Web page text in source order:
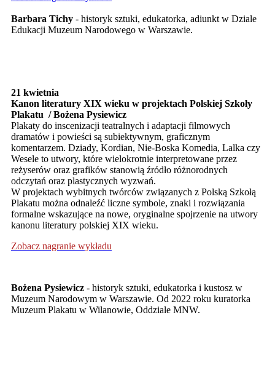
Barbara Tichy - historyk sztuki, edukatorka, adiunkt w Dziale
Edukacji Muzeum Narodowego w Warszawie.
21 kwietnia
Kanon literatury XIX wieku w projektach Polskiej Szkoły
Plakatu / Bożena Pysiewicz
Plakaty do inscenizacji teatralnych i adaptacji filmowych
dramatów i powieści są subiektywnym, graficznym
komentarzem. Dziady, Kordian, Nie-Boska Komedia, Lalka czy
Wesele to utwory, które wielokrotnie interpretowane przez
reżyserów oraz grafików stanowią źródło różnorodnych
odczytań oraz plastycznych wyzwań.
W projektach wybitnych twórców związanych z Polską Szkołą
Plakatu można odnaleźć liczne symbole, znaki i rozwiązania
formalne wskazujące na nowe, oryginalne spojrzenie na utwory
kanonu literatury polskiej XIX wieku.
Zobacz nagranie wykładu
Bożena Pysiewicz - historyk sztuki, edukatorka i kustosz w
Muzeum Narodowym w Warszawie. Od 2022 roku kuratorka
Muzeum Plakatu w Wilanowie, Oddziale MNW.